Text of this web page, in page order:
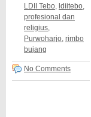
LDII Tebo ldiitebo
profesional dan
religius
Purwoharjo rimbo
bujang
No Comments